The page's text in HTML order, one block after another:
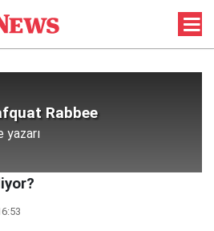
Rabbee
yazarı